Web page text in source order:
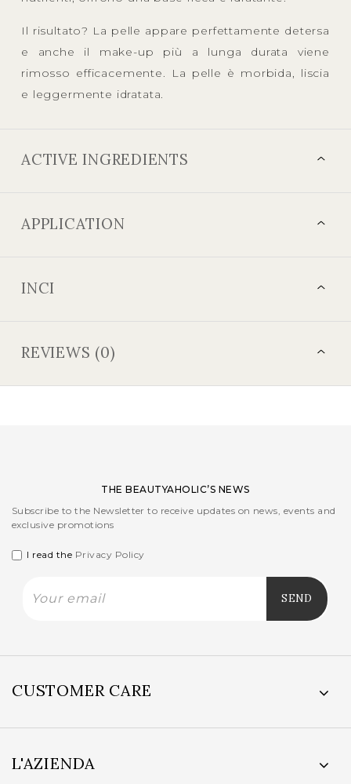
Il risultato? La pelle appare perfettamente detersa
e anche il make-up più a lunga durata viene
rimosso efficacemente. La pelle è morbida, liscia
e leggermente idratata.
ACTIVE INGREDIENTS
APPLICATION
INCI
REVIEWS (0)
THE BEAUTYAHOLIC’S NEWS
Subscribe to the Newsletter to receive updates on news, events and
exclusive promotions
I read the Privacy Policy
CUSTOMER CARE
L'AZIENDA